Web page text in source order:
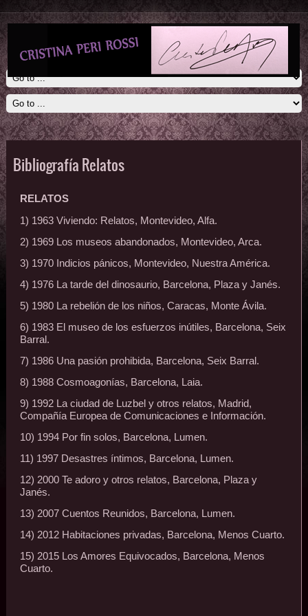
Bibliografía Relatos
RELATOS
1) 1963 Viviendo: Relatos, Montevideo, Alfa.
2) 1969 Los museos abandonados, Montevideo, Arca.
3) 1970 Indicios pánicos, Montevideo, Nuestra América.
4) 1976 La tarde del dinosaurio, Barcelona, Plaza y Janés.
5) 1980 La rebelión de los niños, Caracas, Monte Ávila.
6) 1983 El museo de los esfuerzos inútiles, Barcelona, Seix
Barral.
7) 1986 Una pasión prohibida, Barcelona, Seix Barral.
8) 1988 Cosmoagonías, Barcelona, Laia.
9) 1992 La ciudad de Luzbel y otros relatos, Madrid,
Compañía Europea de Comunicaciones e Información.
10) 1994 Por fin solos, Barcelona, Lumen.
11) 1997 Desastres íntimos, Barcelona, Lumen.
12) 2000 Te adoro y otros relatos, Barcelona, Plaza y
Janés.
13) 2007 Cuentos Reunidos, Barcelona, Lumen.
14) 2012 Habitaciones privadas, Barcelona, Menos Cuarto.
15) 2015 Los Amores Equivocados, Barcelona, Menos
Cuarto.